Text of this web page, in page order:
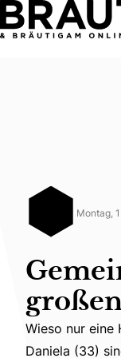
Gemeinsames
Montag,
Wieso nur eine
Wieso nur eine
Daniela (33)